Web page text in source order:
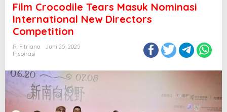
Film Crocodile Tears Masuk Nominasi
International New Directors
Competition
R. Fitriana
Juni 25, 2025
Inspirasi